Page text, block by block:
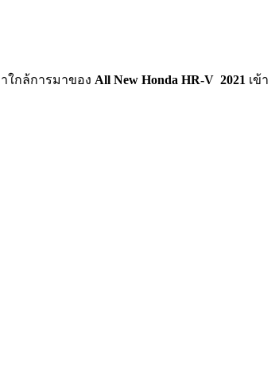
กล้การมาของ All New Honda HR-V 2021 เข้า